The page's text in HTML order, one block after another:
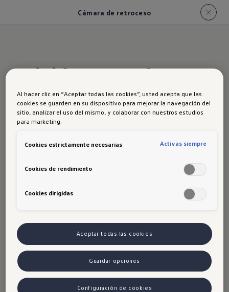
Cámara de retroceso
Visión completa
desde donde
estás
la parte trasera de tu Polo. La
cámara de visión
salir de los lugares de estacionamiento más
*Desde versión highline
Uso del sitio
Al hacer clic en “Aceptar todas las cookies”, usted acepta que las
cookies se guarden en su dispositivo para mejorar la navegación del
sitio, analizar el uso del mismo, y colaborar con nuestros estudios
para marketing.
Cookies estrictamente necesarias Activas siempre
Cookies de rendimiento
Cookies dirigidas
Aceptar todas las cookies
Guardar opciones
Configuración de cookies